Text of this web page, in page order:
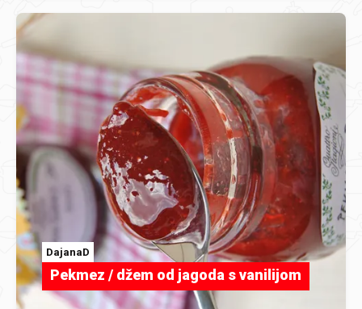
DajanaD
Pekmez / džem od jagoda s vanilijom